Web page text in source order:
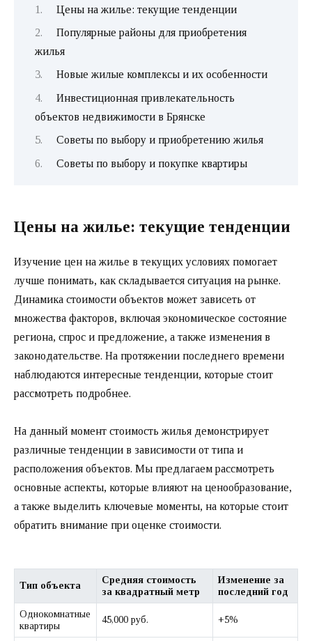
Цены на жилье: текущие тенденции
Популярные районы для приобретения
жилья
Новые жилые комплексы и их особенности
Инвестиционная привлекательность
объектов недвижимости в Брянске
Советы по выбору и приобретению жилья
Советы по выбору и покупке квартиры
Цены на жилье: текущие тенденции
Изучение цен на жилье в текущих условиях помогает
лучше понимать, как складывается ситуация на рынке.
Динамика стоимости объектов может зависеть от
множества факторов, включая экономическое состояние
региона, спрос и предложение, а также изменения в
законодательстве. На протяжении последнего времени
наблюдаются интересные тенденции, которые стоит
рассмотреть подробнее.
На данный момент стоимость жилья демонстрирует
различные тенденции в зависимости от типа и
расположения объектов. Мы предлагаем рассмотреть
основные аспекты, которые влияют на ценообразование,
а также выделить ключевые моменты, на которые стоит
обратить внимание при оценке стоимости.
Тип объекта
Средняя стоимость
за квадратный метр
Изменение за
последний год
Однокомнатные
квартиры
45,000 руб. +5%